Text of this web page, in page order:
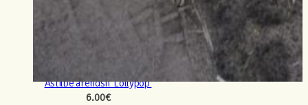
Astilbe arendsii ‘Lollypop’
6.00€